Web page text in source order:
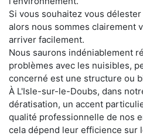
Si vous souhaitez vous
alors nous sommes clairement
arriver facilement.
Nous saurons indéniablement
problèmes avec les nuisibles,
concerné est une structure ou
À L'Isle-sur-le-Doubs, dans
dératisation, un accent
qualité professionnelle de nos
cela dépend leur efficience sur